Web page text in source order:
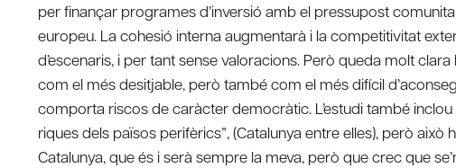
per finançar programes d’inversió amb el pressupost
europeu. La cohesió interna augmentarà i la competitivitat
d’escenaris, i per tant sense valoracions. Però queda molt
com el més desitjable, però també com el més difícil
comporta riscos de caràcter democràtic. L’estudi també
riques dels països perifèrics”, (Catalunya entre elles), però
Catalunya, que és i serà sempre la meva, però que crec que